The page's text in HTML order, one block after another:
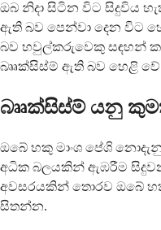
ඔබ නිදා සිටින විට සිදුවිය
ඇති බව පෙන්වා දෙන විට
බව හවුල්කරුවෙකු සඳහන්
බෲක්සිස්ම් ඇති බව හෙළි
බෲක්සිස්ම් යනු
ඔබේ හකු මාංශ පේශි
අධික බලයකින් ඇඹරීම
අවසරයකින් තොරව ඔබේ
සිතන්න.